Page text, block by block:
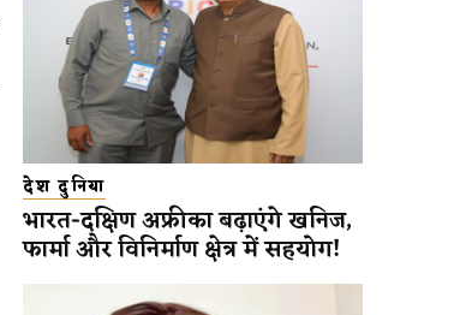
देश दुनिया
भारत-दक्षिण अफ्रीका बढ़ाएंगे खनिज,
फार्मा और विनिर्माण क्षेत्र में सहयोग!